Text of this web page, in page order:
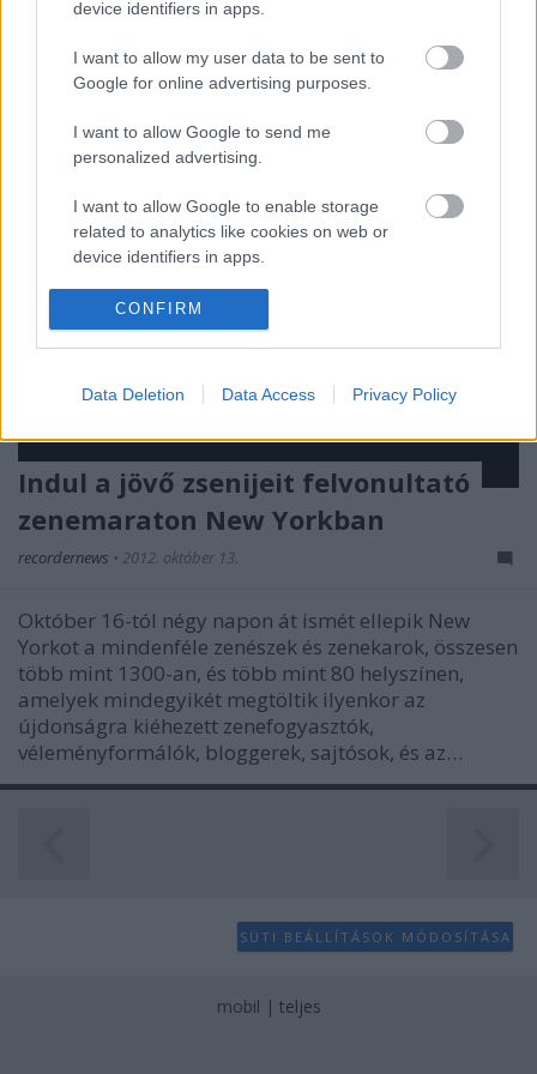
device identifiers in apps.
I want to allow my user data to be sent to
Google for online advertising purposes.
I want to allow Google to send me
personalized advertising.
I want to allow Google to enable storage
related to analytics like cookies on web or
device identifiers in apps.
I want to allow Google to enable storage
related to functionality of the website or app.
related to personalization.
related to security, including authentication
functionality and fraud prevention, and other
user protection.
CONFIRM
Data Deletion Data Access Privacy Policy
bemutató - fesztiválon. Az öt nap során több…
Indul a jövő zsenijeit felvonultató
zenemaraton New Yorkban
recordernews • 2012. október 13.
Október 16-tól négy napon át ismét ellepik New
Yorkot a mindenféle zenészek és zenekarok, összesen
több mint 1300-an, és több mint 80 helyszínen,
amelyek mindegyikét megtöltik ilyenkor az
újdonságra kiéhezett zenefogyasztók,
véleményformálók, bloggerek, sajtósok, és az…
SÜTI BEÁLLÍTÁSOK MÓDOSÍTÁSA
mobil | teljes